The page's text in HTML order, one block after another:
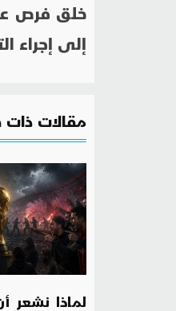
خلق فرص
إلى إجراء
مقالات ذات
لماذا نشعر